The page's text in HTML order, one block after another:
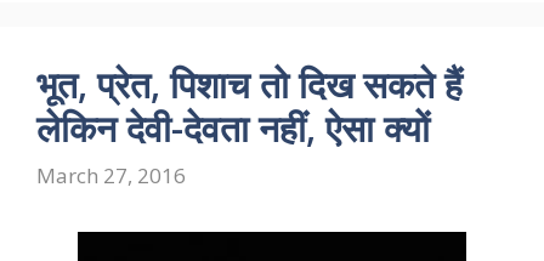
भूत, प्रेत, पिशाच तो दिख सकते हैं
लेकिन देवी-देवता नहीं, ऐसा क्यों
March 27, 2016